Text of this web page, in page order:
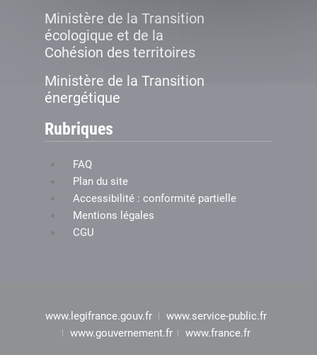
Ministère de la Transition
écologique et de la
Cohésion des territoires
Ministère de la Transition
énergétique
Rubriques
FAQ
Plan du site
Accessibilité : conformité partielle
Mentions légales
CGU
www.legifrance.gouv.fr
www.service-public.fr
www.gouvernement.fr
www.france.fr